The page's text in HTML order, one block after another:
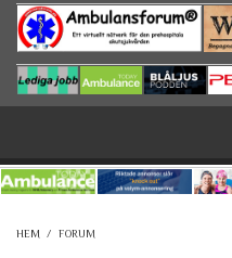
Hoppa till huvudinnehåll
HEM / FORUM